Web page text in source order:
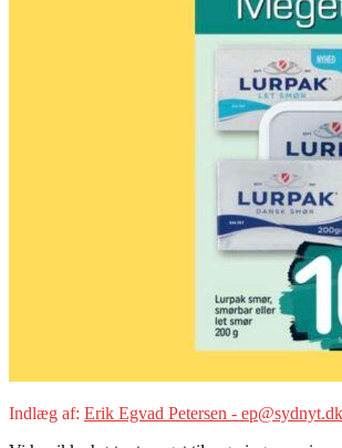
Indlæg af: Erik Egvad Petersen - ep@sydnyt.dk